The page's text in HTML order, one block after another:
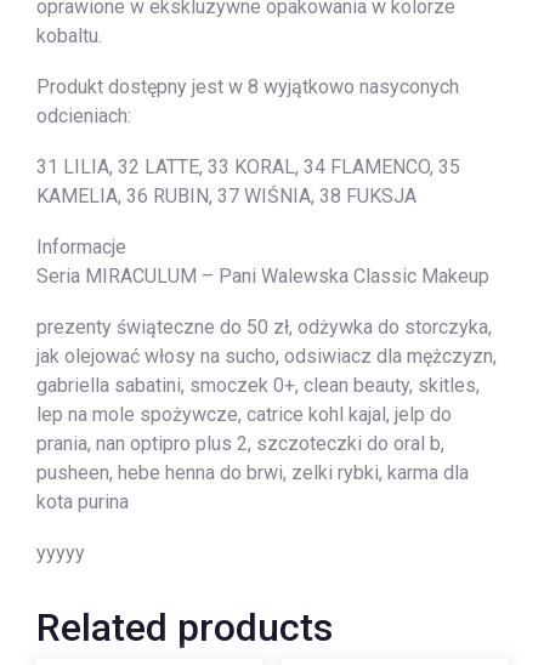
oprawione w ekskluzywne opakowania w kolorze
kobaltu.
Produkt dostępny jest w 8 wyjątkowo nasyconych
odcieniach:
31 LILIA, 32 LATTE, 33 KORAL, 34 FLAMENCO, 35
KAMELIA, 36 RUBIN, 37 WIŚNIA, 38 FUKSJA
Informacje
Seria MIRACULUM – Pani Walewska Classic Makeup
prezenty świąteczne do 50 zł, odżywka do storczyka,
jak olejować włosy na sucho, odsiwiacz dla mężczyzn,
gabriella sabatini, smoczek 0+, clean beauty, skitles,
lep na mole spożywcze, catrice kohl kajal, jelp do
prania, nan optipro plus 2, szczoteczki do oral b,
pusheen, hebe henna do brwi, zelki rybki, karma dla
kota purina
yyyyy
Related products